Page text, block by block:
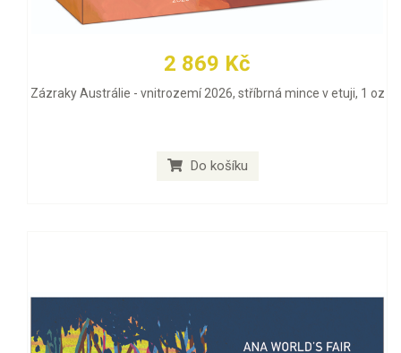
2 869 Kč
Zázraky Austrálie - vnitrozemí 2026, stříbrná mince v etuji, 1 oz
Do košíku